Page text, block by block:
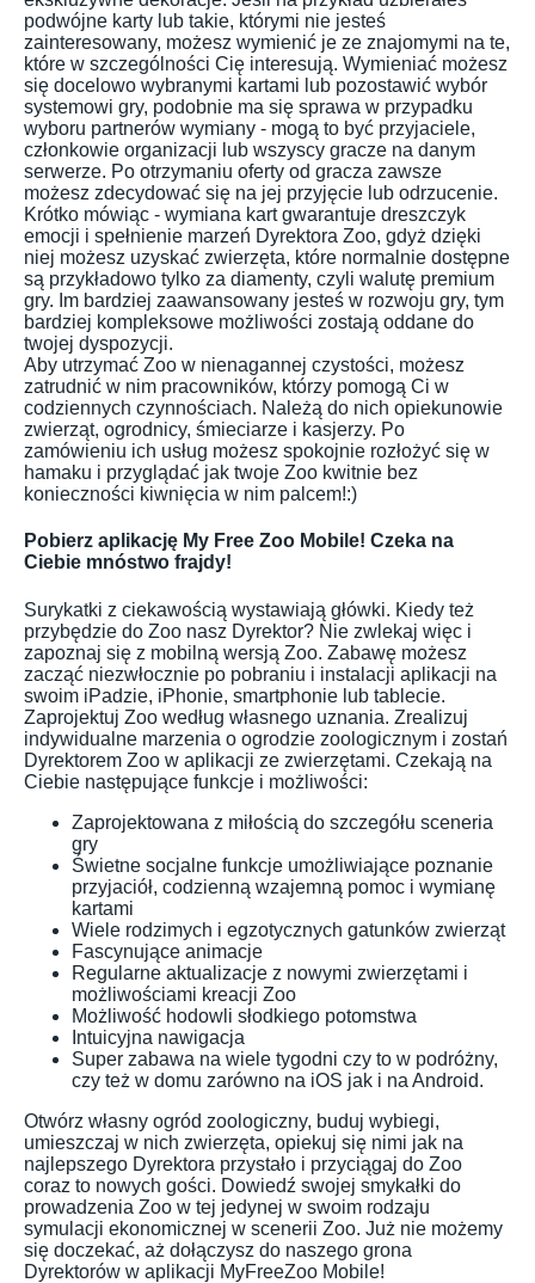
podwójne karty lub takie, którymi nie jesteś
zainteresowany, możesz wymienić je ze znajomymi na te,
które w szczególności Cię interesują. Wymieniać możesz
się docelowo wybranymi kartami lub pozostawić wybór
systemowi gry, podobnie ma się sprawa w przypadku
wyboru partnerów wymiany - mogą to być przyjaciele,
członkowie organizacji lub wszyscy gracze na danym
serwerze. Po otrzymaniu oferty od gracza zawsze
możesz zdecydować się na jej przyjęcie lub odrzucenie.
Krótko mówiąc - wymiana kart gwarantuje dreszczyk
emocji i spełnienie marzeń Dyrektora Zoo, gdyż dzięki
niej możesz uzyskać zwierzęta, które normalnie dostępne
są przykładowo tylko za diamenty, czyli walutę premium
gry. Im bardziej zaawansowany jesteś w rozwoju gry, tym
bardziej kompleksowe możliwości zostają oddane do
twojej dyspozycji.
Aby utrzymać Zoo w nienagannej czystości, możesz
zatrudnić w nim pracowników, którzy pomogą Ci w
codziennych czynnościach. Należą do nich opiekunowie
zwierząt, ogrodnicy, śmieciarze i kasjerzy. Po
zamówieniu ich usług możesz spokojnie rozłożyć się w
hamaku i przyglądać jak twoje Zoo kwitnie bez
konieczności kiwnięcia w nim palcem!:)
Pobierz aplikację My Free Zoo Mobile! Czeka na
Ciebie mnóstwo frajdy!
Surykatki z ciekawością wystawiają główki. Kiedy też
przybędzie do Zoo nasz Dyrektor? Nie zwlekaj więc i
zapoznaj się z mobilną wersją Zoo. Zabawę możesz
zacząć niezwłocznie po pobraniu i instalacji aplikacji na
swoim iPadzie, iPhonie, smartphonie lub tablecie.
Zaprojektuj Zoo według własnego uznania. Zrealizuj
indywidualne marzenia o ogrodzie zoologicznym i zostań
Dyrektorem Zoo w aplikacji ze zwierzętami. Czekają na
Ciebie następujące funkcje i możliwości:
Zaprojektowana z miłością do szczegółu sceneria
gry
Świetne socjalne funkcje umożliwiające poznanie
przyjaciół, codzienną wzajemną pomoc i wymianę
kartami
Wiele rodzimych i egzotycznych gatunków zwierząt
Fascynujące animacje
Regularne aktualizacje z nowymi zwierzętami i
możliwościami kreacji Zoo
Możliwość hodowli słodkiego potomstwa
Intuicyjna nawigacja
Super zabawa na wiele tygodni czy to w podróżny,
czy też w domu zarówno na iOS jak i na Android.
Otwórz własny ogród zoologiczny, buduj wybiegi,
umieszczaj w nich zwierzęta, opiekuj się nimi jak na
najlepszego Dyrektora przystało i przyciągaj do Zoo
coraz to nowych gości. Dowiedź swojej smykałki do
prowadzenia Zoo w tej jedynej w swoim rodzaju
symulacji ekonomicznej w scenerii Zoo. Już nie możemy
się doczekać, aż dołączysz do naszego grona
Dyrektorów w aplikacji MyFreeZoo Mobile!